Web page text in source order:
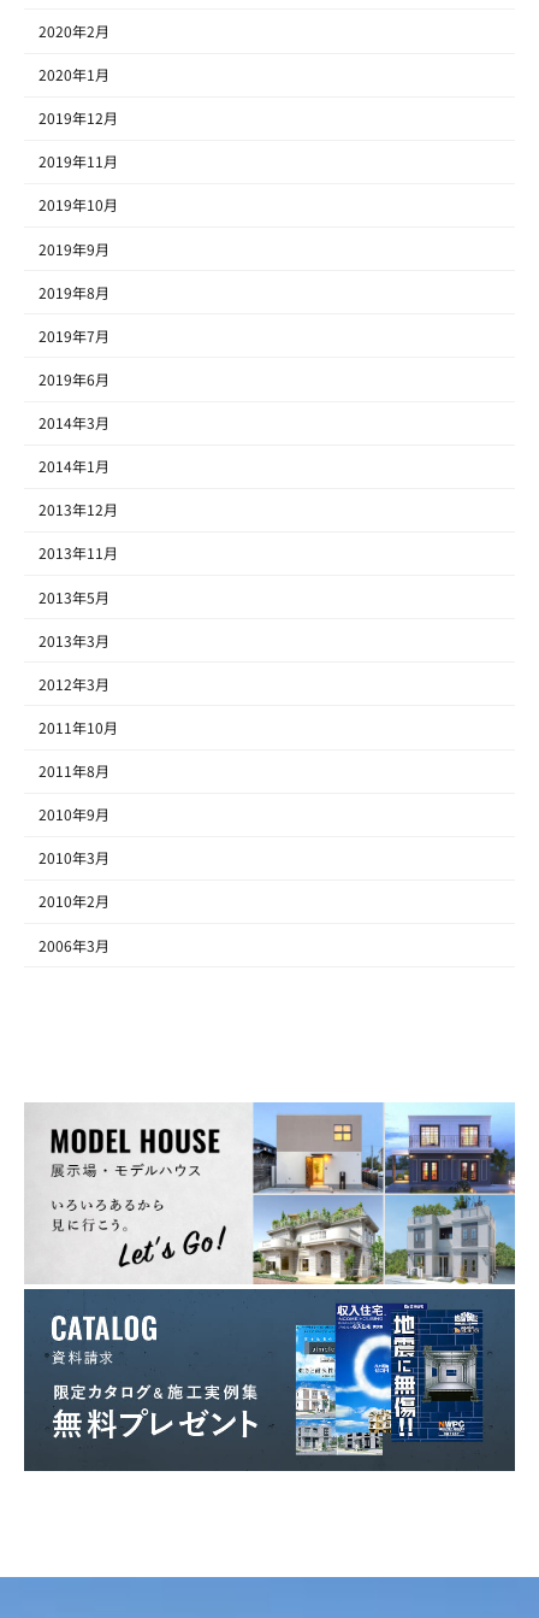
2020年2月
2020年1月
2019年12月
2019年11月
2019年10月
2019年9月
2019年8月
2019年7月
2019年6月
2014年3月
2014年1月
2013年12月
2013年11月
2013年5月
2013年3月
2012年3月
2011年10月
2011年8月
2010年9月
2010年3月
2010年2月
2006年3月